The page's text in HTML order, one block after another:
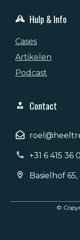
Hulp & Info
Cases
Artikelen
Podcast
Contact
+31 6 415 36
Basielhof
©